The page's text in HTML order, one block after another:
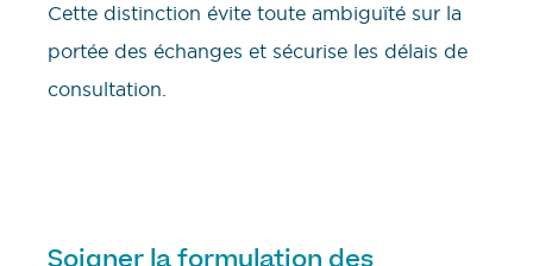
Cette distinction évite toute ambiguïté sur la
portée des échanges et sécurise les délais de
consultation.
Soigner la formulation des